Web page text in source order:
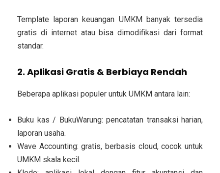
Template laporan keuangan UMKM banyak tersedia
gratis di internet atau bisa dimodifikasi dari format
standar.
2. Aplikasi Gratis & Berbiaya Rendah
Beberapa aplikasi populer untuk UMKM antara lain:
Buku kas / BukuWarung: pencatatan transaksi harian,
laporan usaha.
Wave Accounting: gratis, berbasis cloud, cocok untuk
UMKM skala kecil.